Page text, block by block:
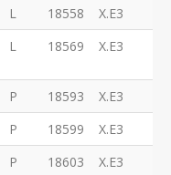
L 18558
X.E3
L 18569 X.E3
P 18593
X.E3
P 18599
X.E3
P 18603
X.E3